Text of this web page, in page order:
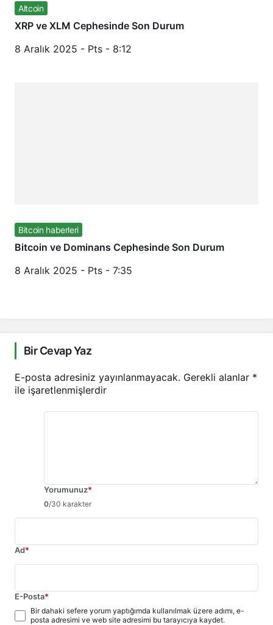
Altcoin
XRP ve XLM Cephesinde Son Durum
8 Aralık 2025 - Pts - 8:12
Bitcoin haberleri
Bitcoin ve Dominans Cephesinde Son Durum
8 Aralık 2025 - Pts - 7:35
Bir Cevap Yaz
E-posta adresiniz yayınlanmayacak. Gerekli alanlar *
ile işaretlenmişlerdir
Yorumunuz*
0/30 karakter
Ad*
E-Posta*
Bir dahaki sefere yorum yaptığımda kullanılmak üzere adımı, e-
posta adresimi ve web site adresimi bu tarayıcıya kaydet.